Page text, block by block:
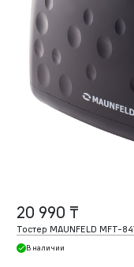
20 990 ₸
Тостер MAUNFELD MFT-
В наличии